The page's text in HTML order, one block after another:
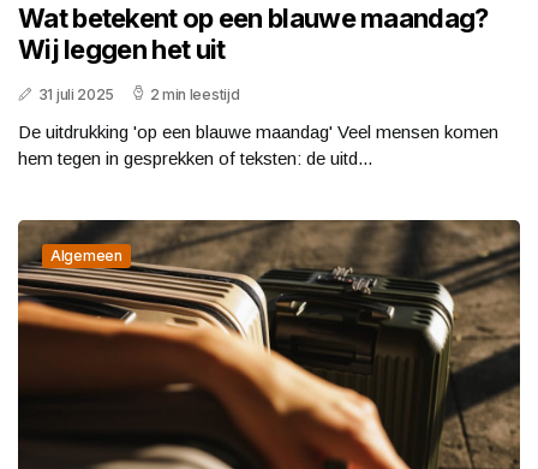
Wat betekent op een blauwe maandag?
Wij leggen het uit
31 juli 2025 2 min leestijd
De uitdrukking 'op een blauwe maandag' Veel mensen komen
hem tegen in gesprekken of teksten: de uitd...
Algemeen